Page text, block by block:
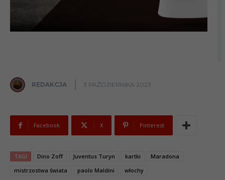
REDAKCJA 3 PAŹDZIERNIKA 2023
Facebook X Pinterest
TAGI Dino Zoff Juventus Turyn kartki
Maradona
mistrzostwa świata
paolo Maldini włochy